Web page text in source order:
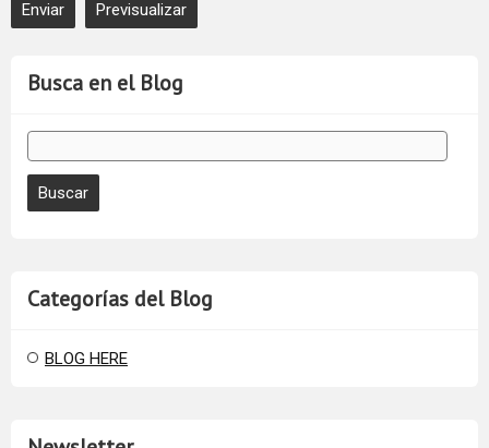
Busca en el Blog
Categorías del Blog
BLOG HERE